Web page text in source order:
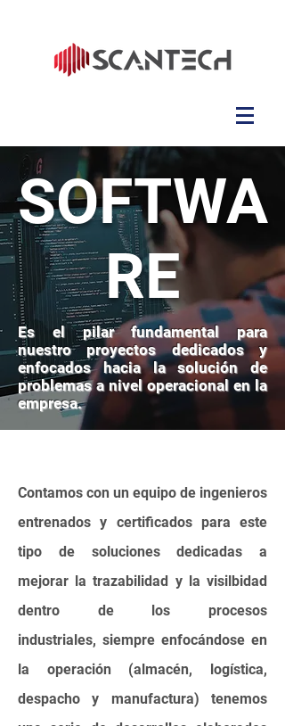
SOFTWA
RE
Es el pilar fundamental para
nuestro proyectos dedicados y
enfocados hacia la solución de
problemas a nivel operacional en la
empresa.
Contamos con un equipo de ingenieros
entrenados y certificados para este
tipo de soluciones dedicadas a
mejorar la trazabilidad y la visilbidad
dentro de los procesos
industriales, siempre enfocándose en
la operación (almacén, logística,
despacho y manufactura) tenemos